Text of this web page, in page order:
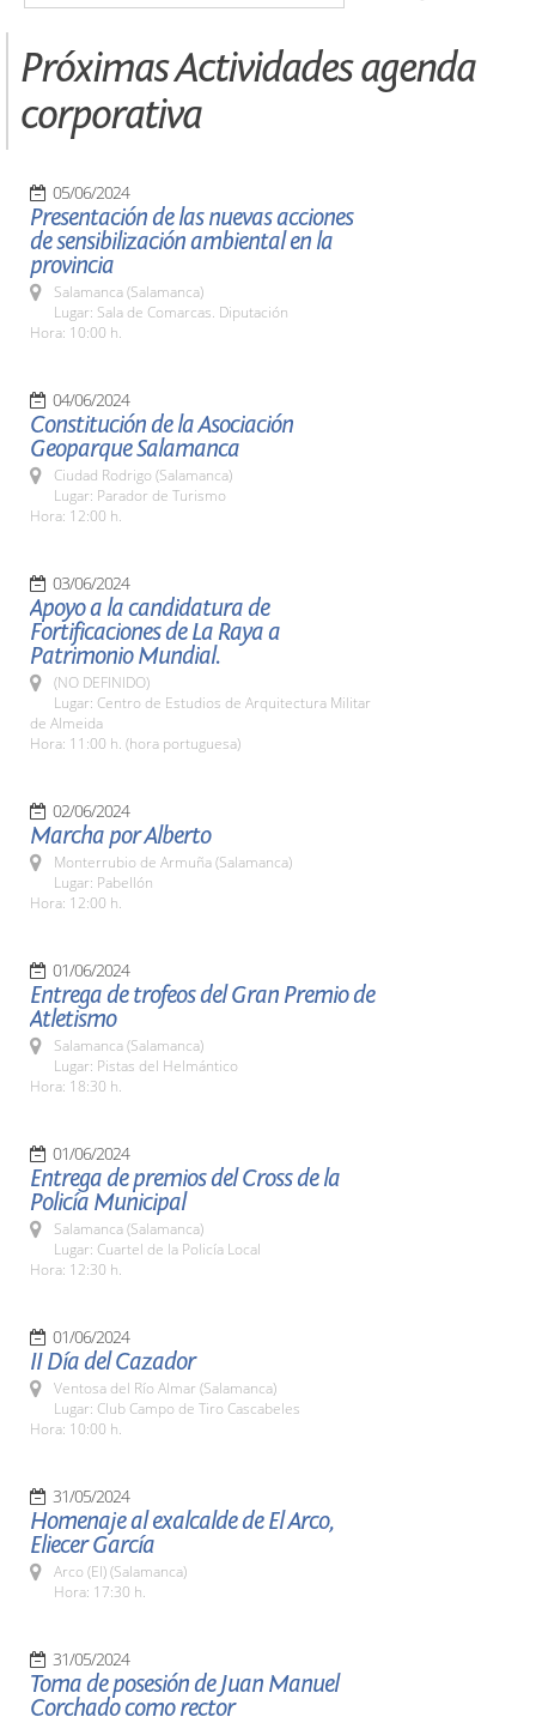
Próximas Actividades agenda
corporativa
05/06/2024
Presentación de las nuevas acciones
de sensibilización ambiental en la
provincia
Salamanca (Salamanca)
Lugar: Sala de Comarcas. Diputación
Hora: 10:00 h.
04/06/2024
Constitución de la Asociación
Geoparque Salamanca
Ciudad Rodrigo (Salamanca)
Lugar: Parador de Turismo
Hora: 12:00 h.
03/06/2024
Apoyo a la candidatura de
Fortificaciones de La Raya a
Patrimonio Mundial.
(NO DEFINIDO)
Lugar: Centro de Estudios de Arquitectura Militar
de Almeida
Hora: 11:00 h. (hora portuguesa)
02/06/2024
Marcha por Alberto
Monterrubio de Armuña (Salamanca)
Lugar: Pabellón
Hora: 12:00 h.
01/06/2024
Entrega de trofeos del Gran Premio de
Atletismo
Salamanca (Salamanca)
Lugar: Pistas del Helmántico
Hora: 18:30 h.
01/06/2024
Entrega de premios del Cross de la
Policía Municipal
Salamanca (Salamanca)
Lugar: Cuartel de la Policía Local
Hora: 12:30 h.
01/06/2024
II Día del Cazador
Ventosa del Río Almar (Salamanca)
Lugar: Club Campo de Tiro Cascabeles
Hora: 10:00 h.
31/05/2024
Homenaje al exalcalde de El Arco,
Eliecer García
Arco (El) (Salamanca)
Hora: 17:30 h.
31/05/2024
Toma de posesión de Juan Manuel
Corchado como rector